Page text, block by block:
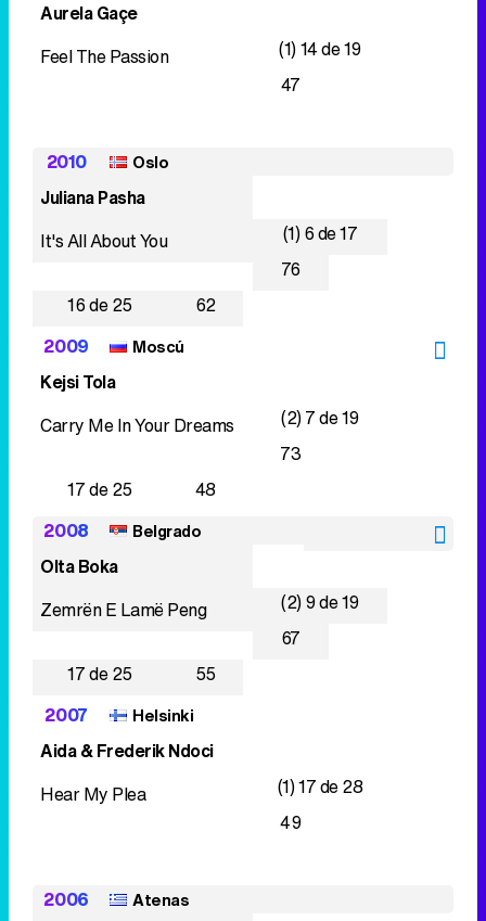
Aurela Gaçe
Feel The Passion
(1) 14 de 19
47
2010 Oslo
Juliana Pasha
It's All About You
(1) 6 de 17
76
16 de 25
62
2009
Moscú
Kejsi Tola
Carry Me In Your Dreams
(2) 7 de 19
73
17 de 25
48
2008
Belgrado
Olta Boka
Zemrën E Lamë Peng
(2) 9 de 19
67
17 de 25
55
2007
Helsinki
Aida & Frederik Ndoci
Hear My Plea
(1) 17 de 28
49
2006 Atenas